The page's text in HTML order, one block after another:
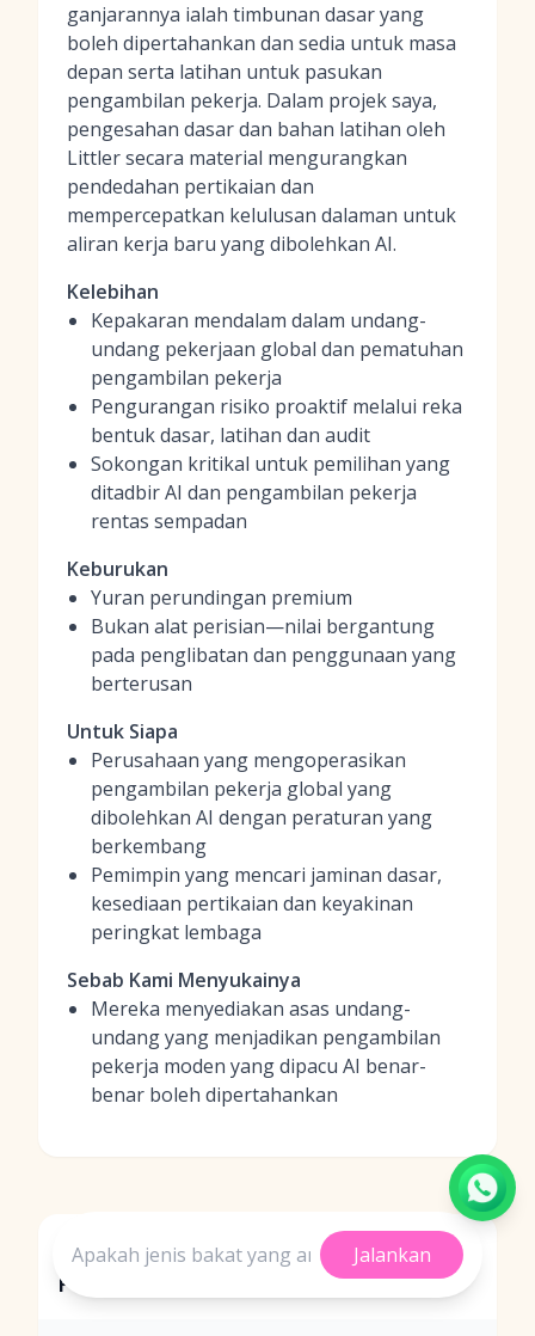
ganjarannya ialah timbunan dasar yang
boleh dipertahankan dan sedia untuk masa
depan serta latihan untuk pasukan
pengambilan pekerja. Dalam projek saya,
pengesahan dasar dan bahan latihan oleh
Littler secara material mengurangkan
pendedahan pertikaian dan
mempercepatkan kelulusan dalaman untuk
aliran kerja baru yang dibolehkan AI.
Kelebihan
Kepakaran mendalam dalam undang-
undang pekerjaan global dan pematuhan
pengambilan pekerja
Pengurangan risiko proaktif melalui reka
bentuk dasar, latihan dan audit
Sokongan kritikal untuk pemilihan yang
ditadbir AI dan pengambilan pekerja
rentas sempadan
Keburukan
Yuran perundingan premium
Bukan alat perisian—nilai bergantung
pada penglibatan dan penggunaan yang
berterusan
Untuk Siapa
Perusahaan yang mengoperasikan
pengambilan pekerja global yang
dibolehkan AI dengan peraturan yang
berkembang
Pemimpin yang mencari jaminan dasar,
kesediaan pertikaian dan keyakinan
peringkat lembaga
Sebab Kami Menyukainya
Mereka menyediakan asas undang-
undang yang menjadikan pengambilan
pekerja moden yang dipacu AI benar-
benar boleh dipertahankan
Perbandingan Pengurusan Risiko
Pengambilan Pekerja
Jalankan